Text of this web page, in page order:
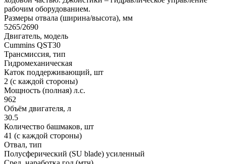
рабочим оборудованием.
Размеры отвала (ширина/высота), мм
5265/2690
Двигатель, модель
Cummins QST30
Трансмиссия, тип
Гидромеханическая
Каток поддерживающий, шт
2 (с каждой стороны)
Мощность (полная) л.с.
962
Объём двигателя, л
30.5
Количество башмаков, шт
41 (с каждой стороны)
Отвал, тип
Полусферический (SU blade) усиленный